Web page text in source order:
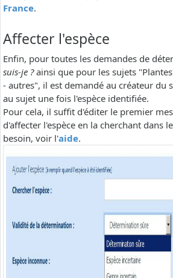
France.
Affecter l'espèce
Enfin, pour toutes les demandes de
suis-je ?ainsi que pour les sujets
- autres", il est demandé au créateur du
au sujet une fois l'espèce identifiée.
Pour cela, il suffit d'éditer le premier
d'affecter l'espèce en la cherchant dans
besoin, voir l'aide.